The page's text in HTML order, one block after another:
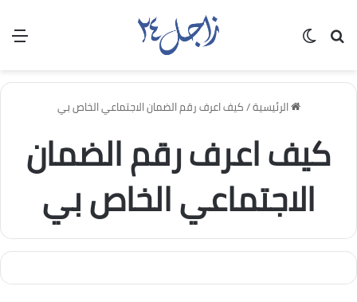
بحث عن
الرئيسية/كيف اعرف رقم الضمان الاجتماعي الخاص بي
كيف اعرف رقم الضمان
الاجتماعي الخاص بي